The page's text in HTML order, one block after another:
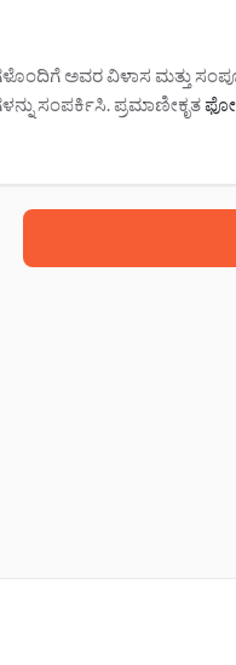
ಅವರ ವಿಳಾಸ ಮತ್ತು
ಸಂಪರ್ಕಿಸಿ. ಪ್ರಮಾಣೀಕೃತ
ತಿರುನೆಲ್ವೇಲಿ, 627007